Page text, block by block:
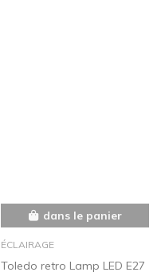
dans le panier
ÉCLAIRAGE
Toledo retro Lamp LED E27